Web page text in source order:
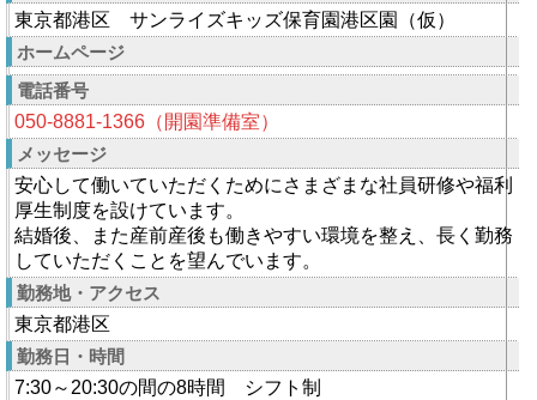
東京都港区 サンライズキッズ保育園港区園（仮）
ホームページ
電話番号
050-8881-1366（開園準備室）
メッセージ
安心して働いていただくためにさまざまな社員研修や福利
厚生制度を設けています。
結婚後、また産前産後も働きやすい環境を整え、長く勤務
していただくことを望んでいます。
勤務地・アクセス
東京都港区
勤務日・時間
7:30～20:30の間の8時間 シフト制